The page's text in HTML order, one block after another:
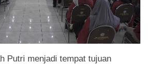
Putri menjadi tempat tujuan